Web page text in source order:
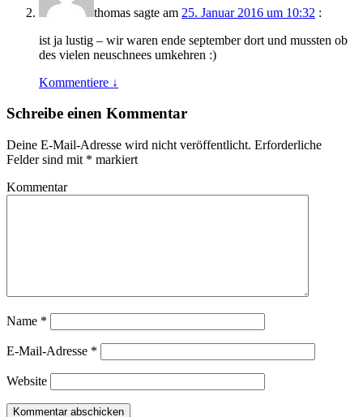
thomas sagte am 25. Januar 2016 um 10:32 :
ist ja lustig – wir waren ende september dort und mussten ob
des vielen neuschnees umkehren :)
Kommentiere ↓
Schreibe einen Kommentar
Deine E-Mail-Adresse wird nicht veröffentlicht. Erforderliche
Felder sind mit * markiert
Kommentar
Name *
E-Mail-Adresse *
Website